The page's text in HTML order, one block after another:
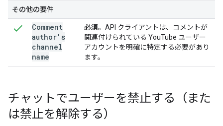
その他の要件
Comment
author's
channel
name
必須。API クライアントは、コメントが
関連付けられている YouTube ユーザー
アカウントを明確に特定する必要があり
ます。
チャットでユーザーを禁止する（また
は禁止を解除する）